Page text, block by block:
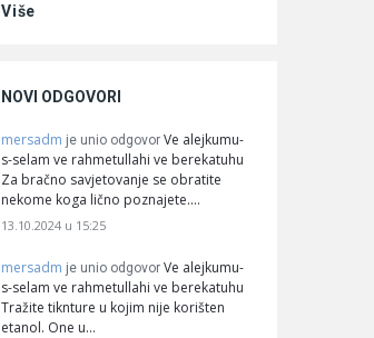
Više
NOVI ODGOVORI
mersadm je unio odgovor Ve alejkumu-
s-selam ve rahmetullahi ve berekatuhu
Za bračno savjetovanje se obratite
nekome koga lično poznajete.…
13.10.2024 u 15:25
mersadm je unio odgovor Ve alejkumu-
s-selam ve rahmetullahi ve berekatuhu
Tražite tiknture u kojim nije korišten
etanol. One u…